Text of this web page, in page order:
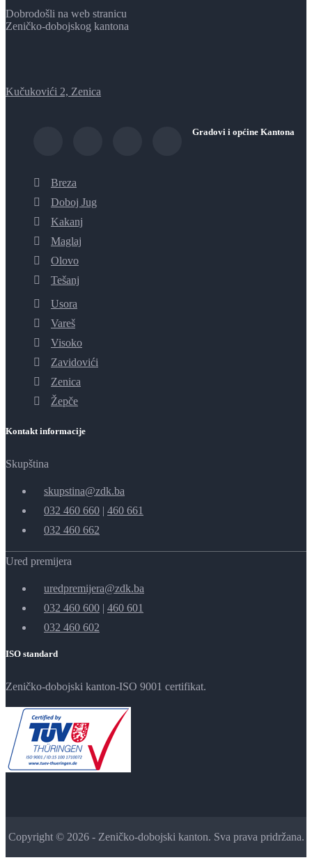
Dobrodošli na web stranicu
Zeničko-dobojskog kantona
Kučukovići 2, Zenica
Gradovi i općine Kantona
Breza
Doboj Jug
Kakanj
Maglaj
Olovo
Tešanj
Usora
Vareš
Visoko
Zavidovići
Zenica
Žepče
Kontakt informacije
Skupština
skupstina@zdk.ba
032 460 660 | 460 661
032 460 662
Ured premijera
uredpremijera@zdk.ba
032 460 600 | 460 601
032 460 602
ISO standard
Zeničko-dobojski kanton-ISO 9001 certifikat.
Copyright © 2026 - Zeničko-dobojski kanton. Sva prava pridržana.